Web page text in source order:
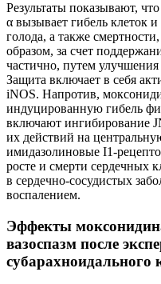
Результаты показывают,
α вызывает гибель клеток
голода, а также
образом, за счет
частично, путем
Защита включает в себя
iNOS. Напротив,
индуцированную гибель
включают ингибирование
их действий на
имидазолиновые I1-
росте и смерти сердечных
в сердечно-сосудистых
воспалением.
Эффекты
вазоспазм после
субарахноидального